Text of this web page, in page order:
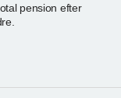
pension efter